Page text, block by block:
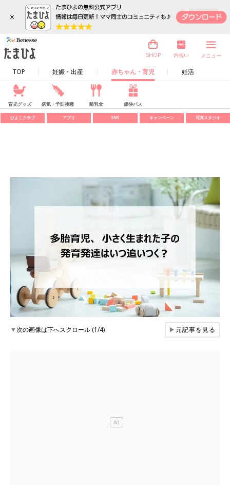
×
TOP 妊娠・出産 赤ちゃん・育児 妊活
SHOP 内祝い メニュー
育児グッズ 病気・予防接種 離乳食 優待パス
ひよこクラブ アプリ SNS キャンペーン 写真スタジオ
▼次の画像は下へスクロール (1/4) ▶元記事を見る